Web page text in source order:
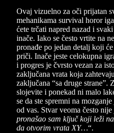
Ovaj vizuelno za oči prijatan
mehanikama survival horor
ćete trčati napred nazad i
inače. Iako se često vrtite na
pronađe po jedan detalj koji
priči. Inače jeste celokupna
i progres je čvrsto vezan za
zaključana vrata koja zahtevaju
zaključana “sa druge strane”.
slojevite i ponekad ni malo
se da ste spremni na
od vas. Stvar veoma često
pronašao sam ključ koji leži
da otvorim vrata XY…“.